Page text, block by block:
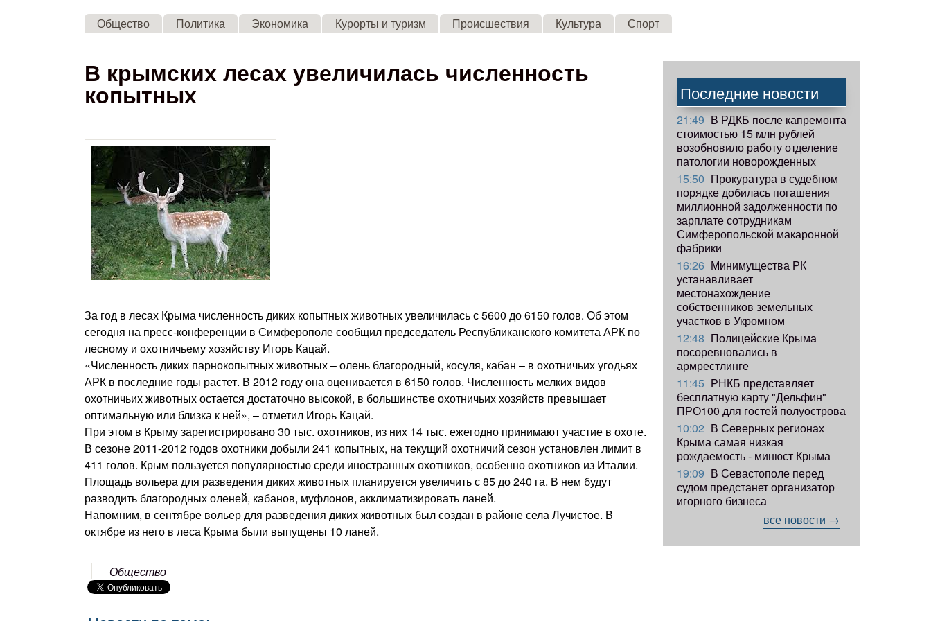
Skip to main content
Общество Политика Экономика Курорты и туризм Происшествия Культура Спорт
В крымских лесах увеличилась численность
копытных
За год в лесах Крыма численность диких копытных животных увеличилась с 5600 до 6150 голов. Об этом
сегодня на пресс-конференции в Симферополе сообщил председатель Республиканского комитета АРК по
лесному и охотничьему хозяйству Игорь Кацай.
«Численность диких парнокопытных животных – олень благородный, косуля, кабан – в охотничьих угодьях
АРК в последние годы растет. В 2012 году она оценивается в 6150 голов. Численность мелких видов
охотничьих животных остается достаточно высокой, в большинстве охотничьих хозяйств превышает
оптимальную или близка к ней», – отметил Игорь Кацай.
При этом в Крыму зарегистрировано 30 тыс. охотников, из них 14 тыс. ежегодно принимают участие в охоте.
В сезоне 2011-2012 годов охотники добыли 241 копытных, на текущий охотничий сезон установлен лимит в
411 голов. Крым пользуется популярностью среди иностранных охотников, особенно охотников из Италии.
Площадь вольера для разведения диких животных планируется увеличить с 85 до 240 га. В нем будут
разводить благородных оленей, кабанов, муфлонов, акклиматизировать ланей.
Напомним, в сентябре вольер для разведения диких животных был создан в районе села Лучистое. В
октябре из него в леса Крыма были выпущены 10 ланей.
Общество
Последние новости
21:49 В РДКБ после капремонта
стоимостью 15 млн рублей
возобновило работу отделение
патологии новорожденных
15:50 Прокуратура в судебном
порядке добилась погашения
миллионной задолженности по
зарплате сотрудникам
Симферопольской макаронной
фабрики
16:26 Минимущества РК
устанавливает
местонахождение
собственников земельных
участков в Укромном
12:48 Полицейские Крыма
посоревновались в
армрестлинге
11:45 РНКБ представляет
бесплатную карту "Дельфин"
ПРО100 для гостей полуострова
10:02 В Северных регионах
Крыма самая низкая
рождаемость - минюст Крыма
19:09 В Севастополе перед
судом предстанет организатор
игорного бизнеса
все новости →